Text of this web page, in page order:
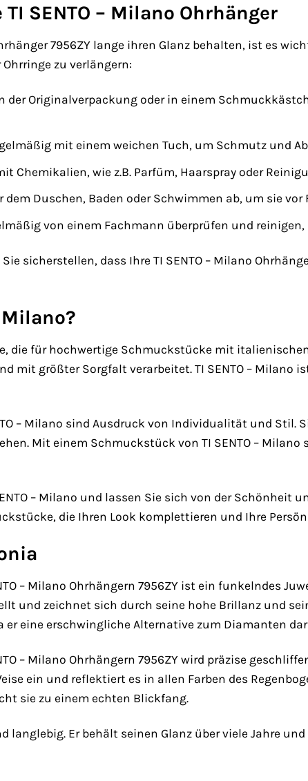
SENTO – Milano Ohrhänger
7956ZY lange ihren Glanz behalten, ist es
zu verlängern:
der Originalverpackung oder in einem
mit einem weichen Tuch, um Schmutz und
Chemikalien, wie z.B. Parfüm, Haarspray oder
dem Duschen, Baden oder Schwimmen ab, um sie
von einem Fachmann überprüfen und
sicherstellen, dass Ihre TI SENTO – Milano
Milano?
die für hochwertige Schmuckstücke mit
mit größter Sorgfalt verarbeitet. TI SENTO – Milano
– Milano sind Ausdruck von Individualität und Stil.
Mit einem Schmuckstück von TI SENTO –
– Milano und lassen Sie sich von der Schönheit
die Ihren Look komplettieren und Ihre
– Milano Ohrhängern 7956ZY ist ein funkelndes
und zeichnet sich durch seine hohe Brillanz und
er eine erschwingliche Alternative zum Diamanten
– Milano Ohrhängern 7956ZY wird präzise
ein und reflektiert es in allen Farben des
sie zu einem echten Blickfang.
langlebig. Er behält seinen Glanz über viele Jahre